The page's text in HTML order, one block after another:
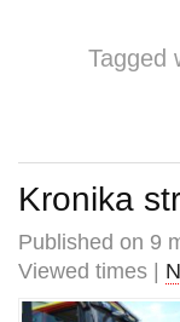
Tagged
Kronika
Published on 9
Viewed times |